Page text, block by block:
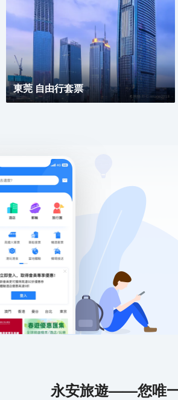
東莞 自由行套票
永安旅遊——您唯